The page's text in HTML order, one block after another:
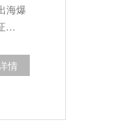
海爆
…
情